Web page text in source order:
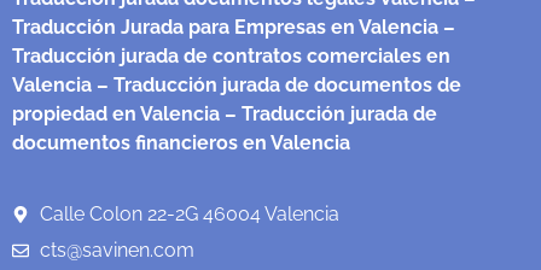
Traducción Jurada para Empresas en Valencia –
Traducción jurada de contratos comerciales en
Valencia – Traducción jurada de documentos de
propiedad en Valencia – Traducción jurada de
documentos financieros en Valencia
Calle Colon 22-2G 46004 Valencia
cts@savinen.com